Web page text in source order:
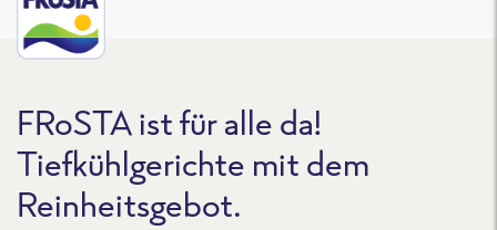
FRoSTA ist für alle da!
Tiefkühlgerichte mit dem
Reinheitsgebot.